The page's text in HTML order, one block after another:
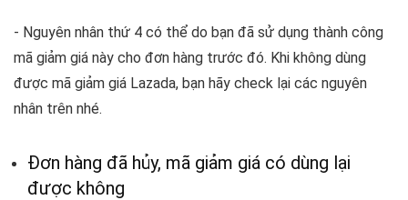
- Nguyên nhân thứ 4 có thể do bạn đã sử dụng thành công
mã giảm giá này cho đơn hàng trước đó. Khi không dùng
được mã giảm giá Lazada, bạn hãy check lại các nguyên
nhân trên nhé.
Đơn hàng đã hủy, mã giảm giá có dùng lại
được không